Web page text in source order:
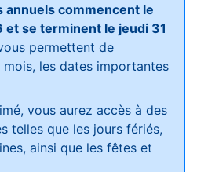
annuels commencent le
et se terminent le jeudi 31
permettent de
les dates importantes
vous aurez accès à des
telles que les jours fériés,
ainsi que les fêtes et